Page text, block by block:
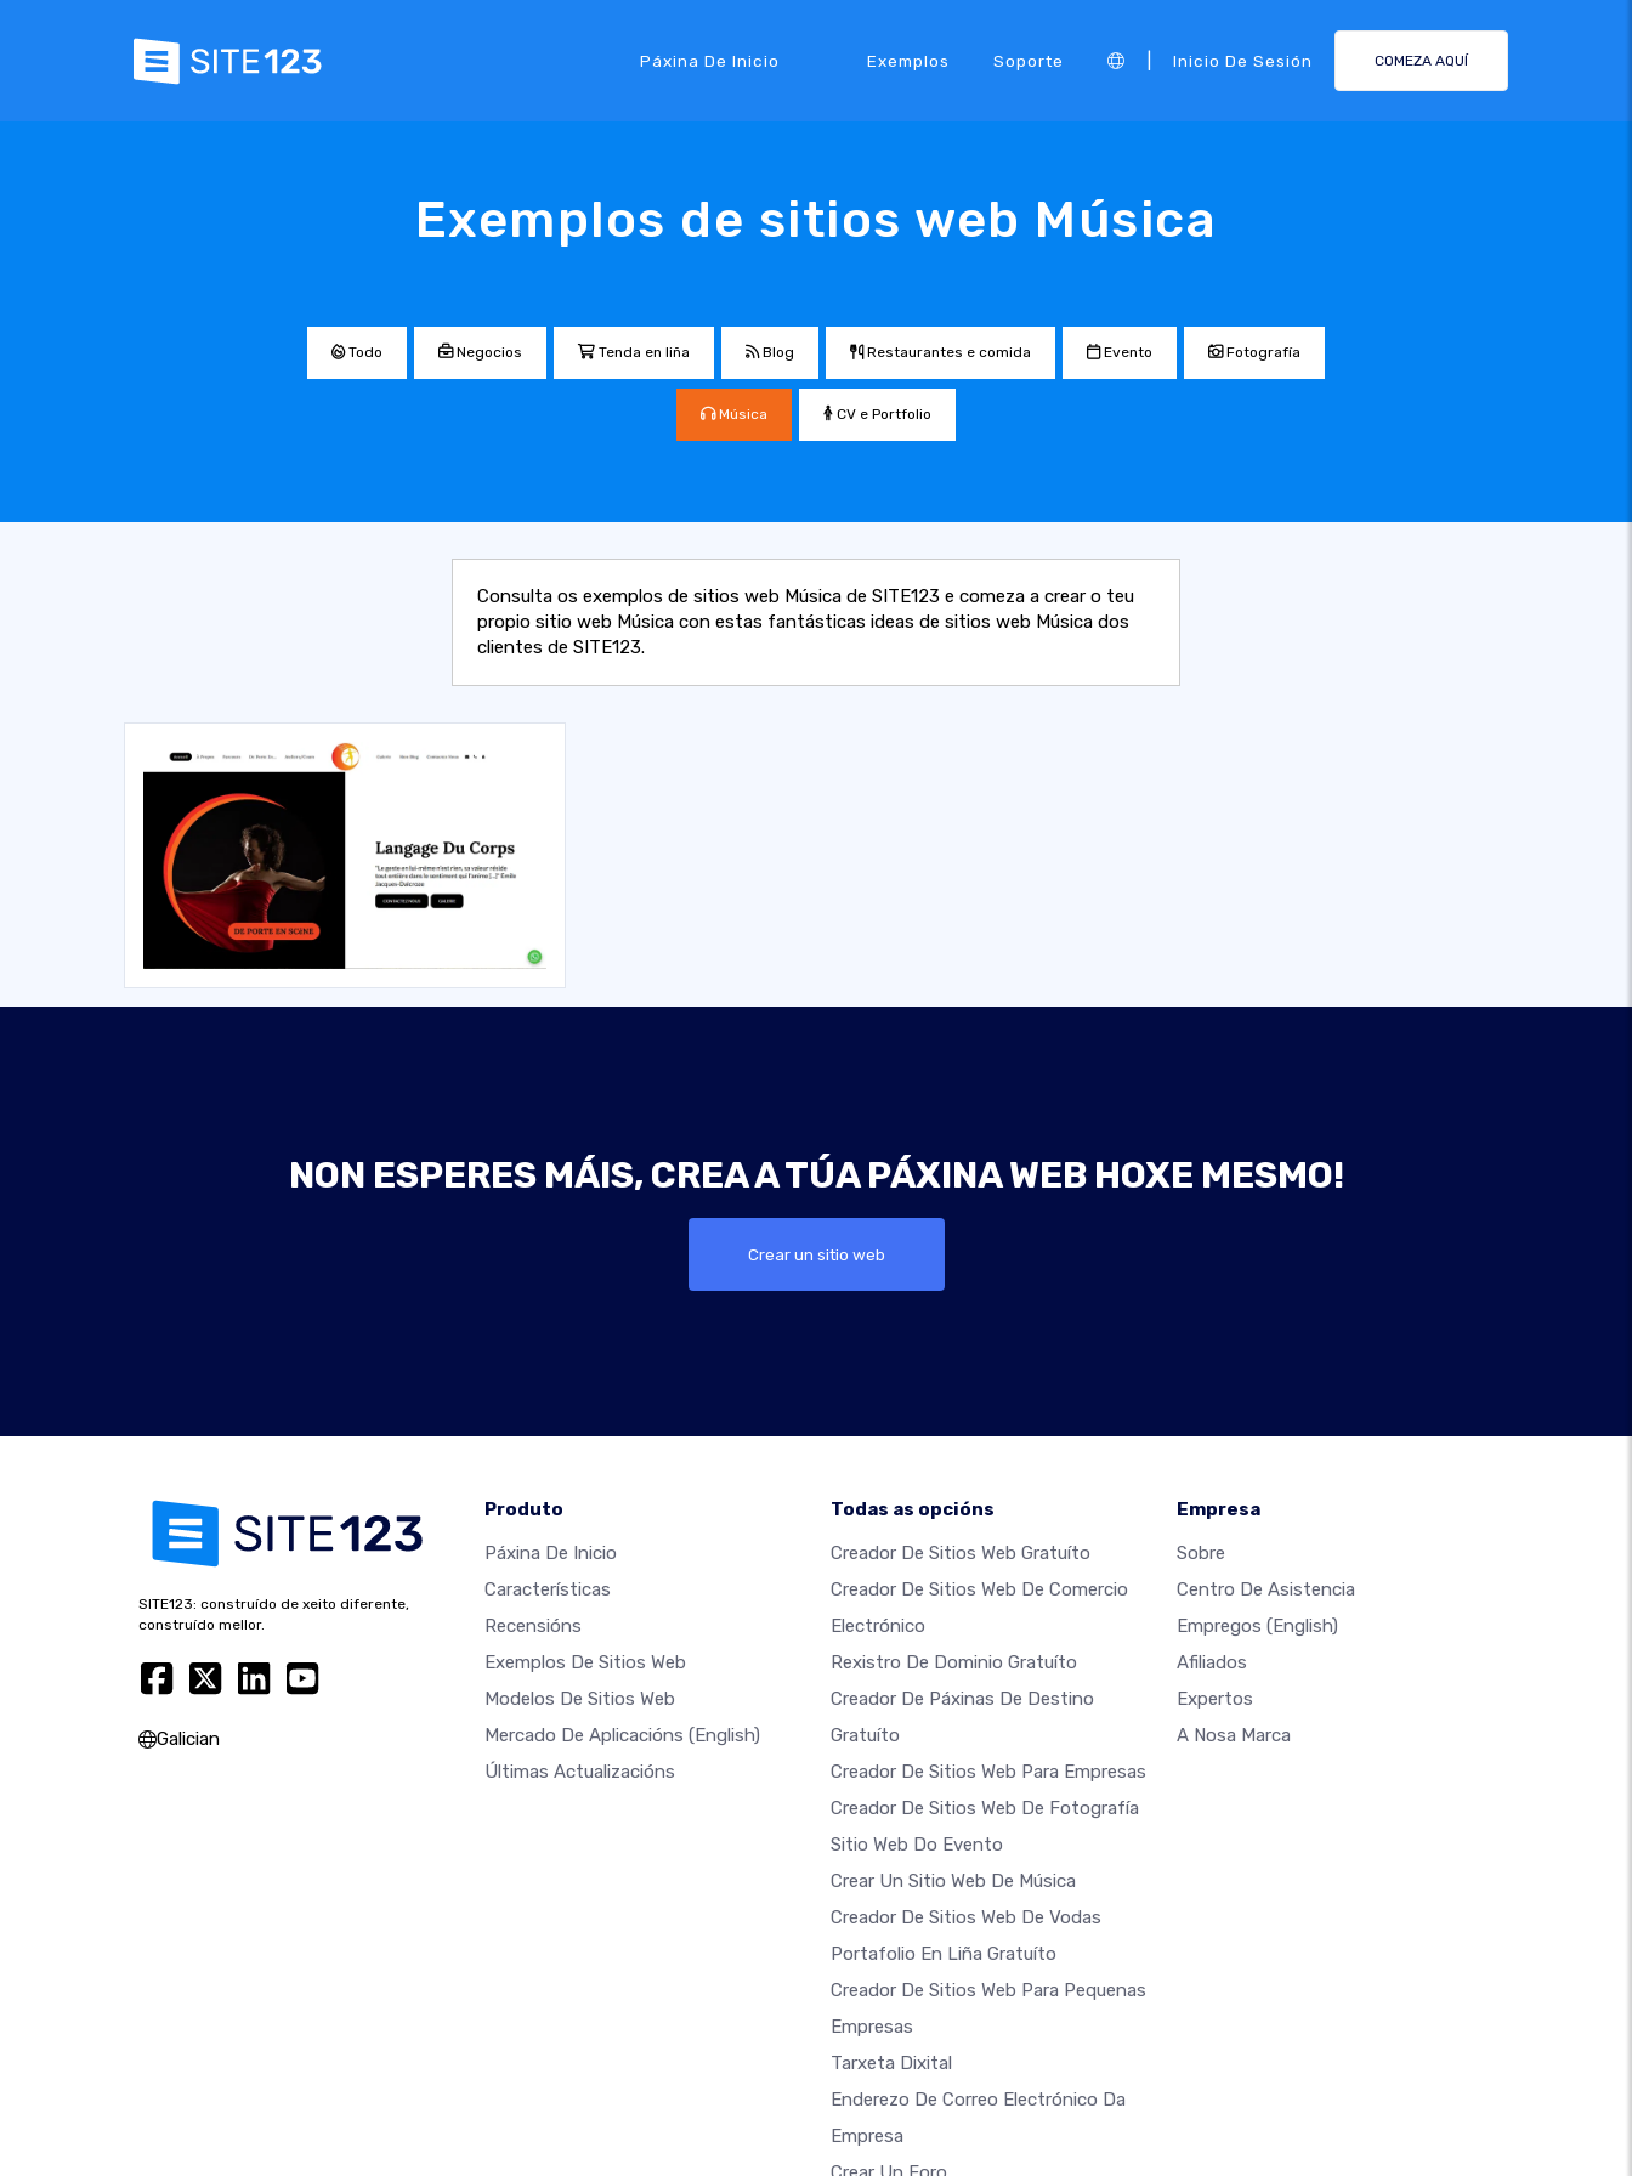
Páxina De Inicio Exemplos Soporte Inicio De Sesión COMEZA AQUÍ
Exemplos de sitios web Música
Todo Negocios Tenda en liña Blog Restaurantes e comida Evento Fotografía
Música CV e Portfolio
Consulta os exemplos de sitios web Música de SITE123 e comeza a crear o teu
propio sitio web Música con estas fantásticas ideas de sitios web Música dos
clientes de SITE123.
NON ESPERES MÁIS, CREA A TÚA PÁXINA WEB HOXE MESMO!
Crear un sitio web
SITE123: construído de xeito diferente,
construído mellor.
Galician
Produto
Páxina De Inicio
Características
Recensións
Exemplos De Sitios Web
Modelos De Sitios Web
Mercado De Aplicacións (English)
Últimas Actualizacións
Todas as opcións
Creador De Sitios Web Gratuíto
Creador De Sitios Web De Comercio
Electrónico
Rexistro De Dominio Gratuíto
Creador De Páxinas De Destino
Gratuíto
Creador De Sitios Web Para Empresas
Creador De Sitios Web De Fotografía
Sitio Web Do Evento
Crear Un Sitio Web De Música
Creador De Sitios Web De Vodas
Portafolio En Liña Gratuíto
Creador De Sitios Web Para Pequenas
Empresas
Tarxeta Dixital
Enderezo De Correo Electrónico Da
Empresa
Empresa
Sobre
Centro De Asistencia
Empregos (English)
Afiliados
Expertos
A Nosa Marca